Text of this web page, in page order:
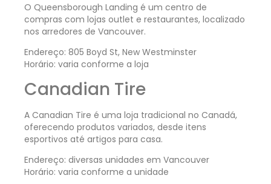
O Queensborough Landing é um centro de
compras com lojas outlet e restaurantes, localizado
nos arredores de Vancouver.
Endereço: 805 Boyd St, New Westminster
Horário: varia conforme a loja
Canadian Tire
A Canadian Tire é uma loja tradicional no Canadá,
oferecendo produtos variados, desde itens
esportivos até artigos para casa.
Endereço: diversas unidades em Vancouver
Horário: varia conforme a unidade